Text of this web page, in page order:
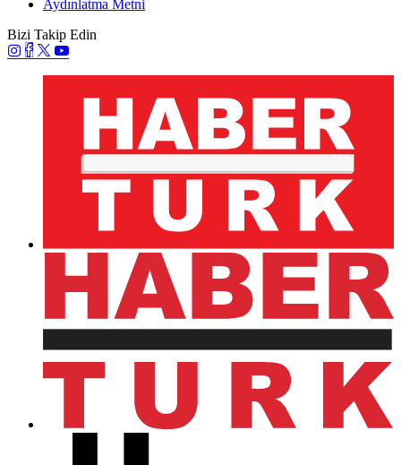
Aydınlatma Metni
Bizi Takip Edin